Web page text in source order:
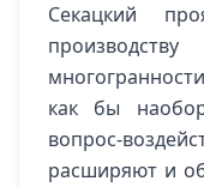
Секацкий
как бы
вопрос-
расширяют и